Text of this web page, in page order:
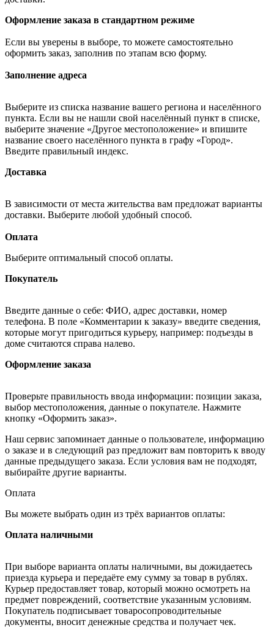
Оформление заказа в стандартном режиме
Если вы уверены в выборе, то можете самостоятельно
оформить заказ, заполнив по этапам всю форму.
Заполнение адреса
Выберите из списка название вашего региона и населённого
пункта. Если вы не нашли свой населённый пункт в списке,
выберите значение «Другое местоположение» и впишите
название своего населённого пункта в графу «Город».
Введите правильный индекс.
Доставка
В зависимости от места жительства вам предложат варианты
доставки. Выберите любой удобный способ.
Оплата
Выберите оптимальный способ оплаты.
Покупатель
Введите данные о себе: ФИО, адрес доставки, номер
телефона. В поле «Комментарии к заказу» введите сведения,
которые могут пригодиться курьеру, например: подъезды в
доме считаются справа налево.
Оформление заказа
Проверьте правильность ввода информации: позиции заказа,
выбор местоположения, данные о покупателе. Нажмите
кнопку «Оформить заказ».
Наш сервис запоминает данные о пользователе, информацию
о заказе и в следующий раз предложит вам повторить к вводу
данные предыдущего заказа. Если условия вам не подходят,
выбирайте другие варианты.
Оплата
Вы можете выбрать один из трёх вариантов оплаты:
Оплата наличными
При выборе варианта оплаты наличными, вы дожидаетесь
приезда курьера и передаёте ему сумму за товар в рублях.
Курьер предоставляет товар, который можно осмотреть на
предмет повреждений, соответствие указанным условиям.
Покупатель подписывает товаросопроводительные
документы, вносит денежные средства и получает чек.